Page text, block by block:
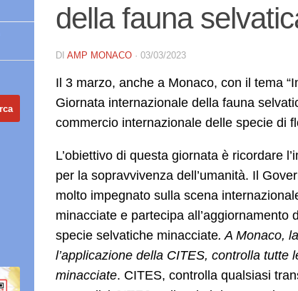
della fauna
DI AMP MONACO · 03/03/2023
Il 3 marzo, anche a Monaco, con il tema
Giornata internazionale della fauna
commercio internazionale delle specie di
L’obiettivo di questa giornata è ricordare
per la sopravvivenza dell’umanità. Il
molto impegnato sulla scena
minacciate e partecipa
specie selvatiche minacciate. A Monaco,
l’applicazione della CITES, controlla
minacciate. CITES, controlla qualsiasi